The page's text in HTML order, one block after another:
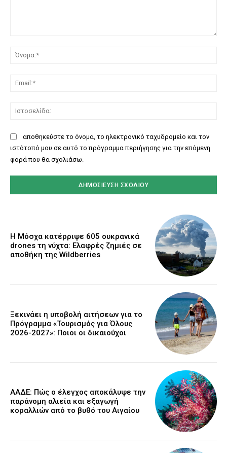
αποθηκεύστε το όνομα, το ηλεκτρονικό ταχυδρομείο και τον
ιστότοπό μου σε αυτό το πρόγραμμα περιήγησης για την επόμενη
φορά που θα σχολιάσω.
Η Μόσχα κατέρριψε 605 ουκρανικά
drones τη νύχτα: Ελαφρές ζημιές σε
αποθήκη της Wildberries
Ξεκινάει η υποβολή αιτήσεων για το
Πρόγραμμα «Τουρισμός για Όλους
2026-2027»: Ποιοι οι δικαιούχοι
ΑΑΔΕ: Πώς ο έλεγχος αποκάλυψε την
παράνομη αλιεία και εξαγωγή
κοραλλιών από το βυθό του Αιγαίου